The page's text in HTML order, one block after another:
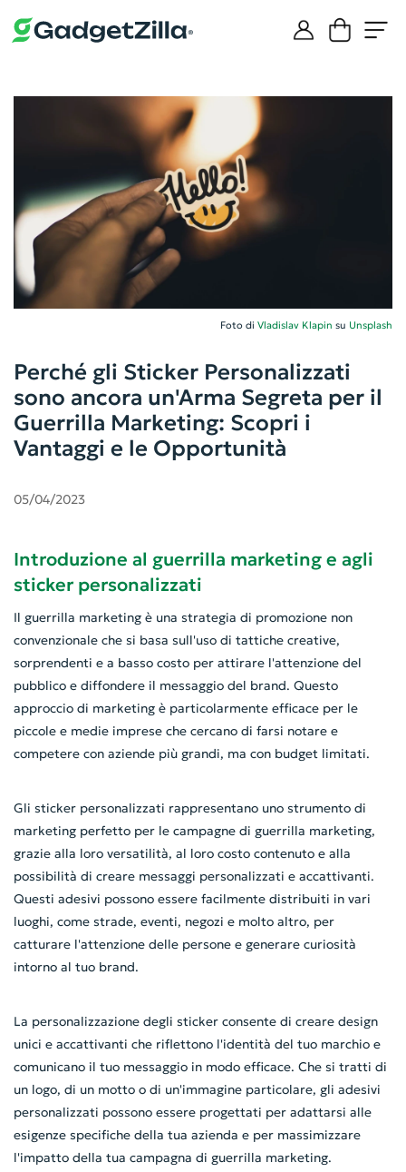
Foto di Vladislav Klapin su Unsplash
Perché gli Sticker Personalizzati
sono ancora un'Arma Segreta per il
Guerrilla Marketing: Scopri i
Vantaggi e le Opportunità
05/04/2023
Introduzione al guerrilla marketing e agli
sticker personalizzati
Il guerrilla marketing è una strategia di promozione non
convenzionale che si basa sull'uso di tattiche creative,
sorprendenti e a basso costo per attirare l'attenzione del
pubblico e diffondere il messaggio del brand. Questo
approccio di marketing è particolarmente efficace per le
piccole e medie imprese che cercano di farsi notare e
competere con aziende più grandi, ma con budget limitati.
Gli sticker personalizzati rappresentano uno strumento di
marketing perfetto per le campagne di guerrilla marketing,
grazie alla loro versatilità, al loro costo contenuto e alla
possibilità di creare messaggi personalizzati e accattivanti.
Questi adesivi possono essere facilmente distribuiti in vari
luoghi, come strade, eventi, negozi e molto altro, per
catturare l'attenzione delle persone e generare curiosità
intorno al tuo brand.
La personalizzazione degli sticker consente di creare design
unici e accattivanti che riflettono l'identità del tuo marchio e
comunicano il tuo messaggio in modo efficace. Che si tratti di
un logo, di un motto o di un'immagine particolare, gli adesivi
personalizzati possono essere progettati per adattarsi alle
esigenze specifiche della tua azienda e per massimizzare
l'impatto della tua campagna di guerrilla marketing.